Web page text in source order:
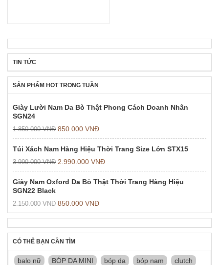
TIN TỨC
SẢN PHẨM HOT TRONG TUẦN
Giày Lười Nam Da Bò Thật Phong Cách Doanh Nhân
SGN24
1.850.000VNĐ 850.000 VNĐ
Túi Xách Nam Hàng Hiệu Thời Trang Size Lớn STX15
3.990.000VNĐ 2.990.000 VNĐ
Giày Nam Oxford Da Bò Thật Thời Trang Hàng Hiệu
SGN22 Black
2.150.000VNĐ 850.000 VNĐ
CÓ THỂ BẠN CẦN TÌM
balo nữ BÓP DA MINI bóp da bóp nam
clutch